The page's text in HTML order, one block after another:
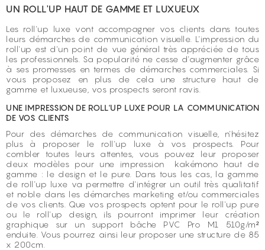
UN ROLL'UP HAUT DE GAMME ET LUXUEUX
Les roll'up luxe vont accompagner vos clients dans toutes
leurs démarches de communication visuelle. L'impression du
roll'up est d'un point de vue général très appréciée de tous
les professionnels. Sa popularité ne cesse d'augmenter grâce
à ses promesses en termes de démarches commerciales. Si
vous proposez en plus de cela une structure haut de
gamme et luxueuse, vos prospects seront ravis.
UNE IMPRESSION DE ROLL'UP LUXE POUR LA COMMUNICATION
DE VOS CLIENTS
Pour des démarches de communication visuelle, n'hésitez
plus à proposer le roll'up luxe à vos prospects. Pour
combler toutes leurs attentes, vous pouvez leur proposer
deux modèles pour une impression kakémono haut de
gamme : le design et le pure. Dans tous les cas, la gamme
de roll'up luxe va permettre d'intégrer un outil très qualitatif
et noble dans les démarches marketing et/ou commerciales
de vos clients. Que vos prospects optent pour le roll'up pure
ou le roll'up design, ils pourront imprimer leur création
graphique sur un support bâche PVC Pro M1 510g/m²
enduite. Vous pourrez ainsi leur proposer une structure de 85
x 200cm.